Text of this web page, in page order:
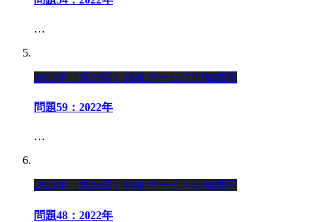
…
2022年（第25回）福祉サービスの知識等
問題59：2022年
…
2022年（第25回）福祉サービスの知識等
問題48：2022年